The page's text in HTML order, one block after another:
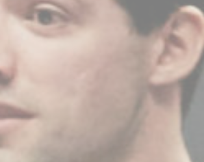
Infos pratiques
CANDIDATURES